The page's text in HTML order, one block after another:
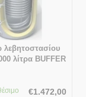
λεβητοστασίου
λίτρα BUFFER
€1.472,00